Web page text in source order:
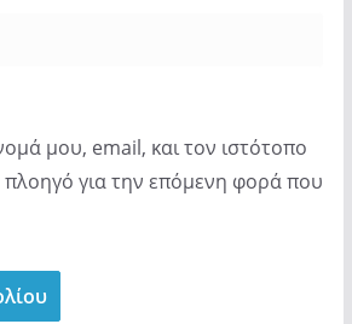
μου, email, και τον ιστότοπο
για την επόμενη φορά που